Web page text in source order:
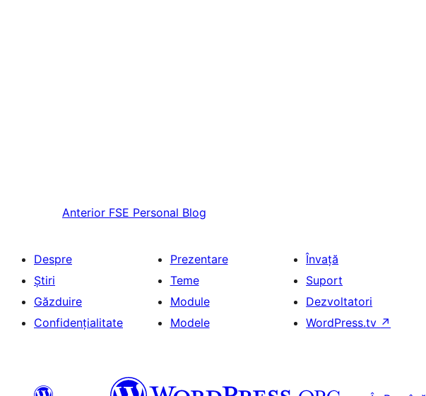
Anterior FSE Personal Blog
Despre
Știri
Găzduire
Confidențialitate
Prezentare
Teme
Module
Modele
Învață
Suport
Dezvoltatori
WordPress.tv ↗